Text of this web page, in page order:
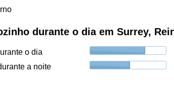
durante o dia em Surrey,
o dia
a noite